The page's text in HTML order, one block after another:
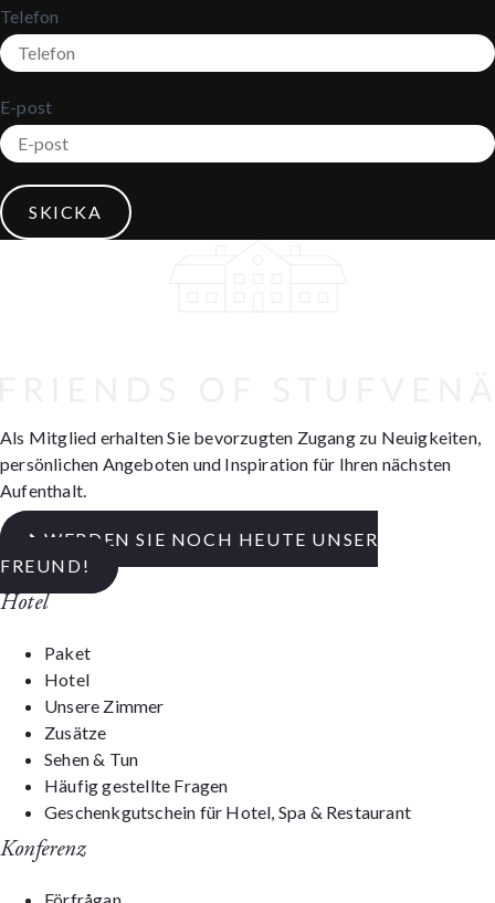
Telefon
E-post
SKICKA
Als Mitglied erhalten Sie bevorzugten Zugang zu Neuigkeiten,
persönlichen Angeboten und Inspiration für Ihren nächsten
Aufenthalt.
WERDEN SIE NOCH HEUTE UNSER
FREUND!
Hotel
Paket
Hotel
Unsere Zimmer
Zusätze
Sehen & Tun
Häufig gestellte Fragen
Geschenkgutschein für Hotel, Spa & Restaurant
Konferenz